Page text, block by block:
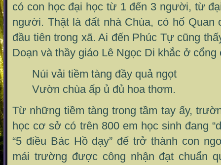
có con học đại học từ 1 đến 3 người, từ
người. Thật là đất nhà Chùa, có hố Quan
đầu tiên trong xã. Ai đến Phúc Tự cũng
Doạn và thầy giáo Lê Ngọc Di khắc ở cổng
Núi vải tiềm tàng đầy quả ngọt
Vườn chùa ấp ủ đủ hoa thơm.
Từ những tiềm tàng trong tầm tay ấy,
học cơ sở có trên 800 em học sinh đang
“5 điều Bác Hồ dạy” để trở thành con
mái trường được công nhận đạt chuẩn